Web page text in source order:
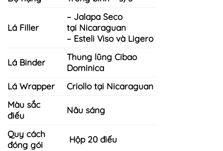
Lá Filler
– Jalapa Seco
tại Nicaraguan
– Esteli Viso và Ligero
Lá Binder
Thung lũng Cibao
Dominica
Lá Wrapper
Criollo tại Nicaraguan
Màu sắc
điếu
Nâu sáng
Quy cách
đóng gói
Hộp 20 điếu